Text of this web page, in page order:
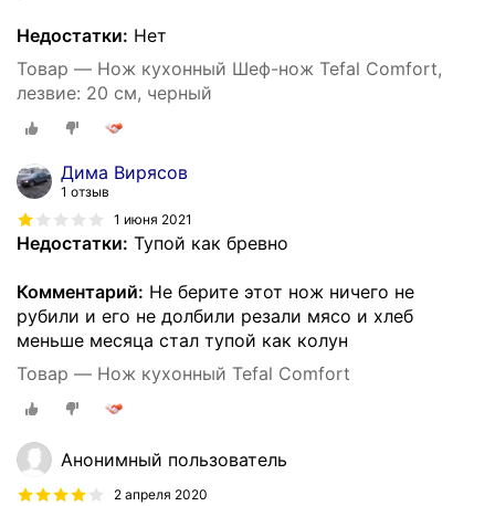
Недостатки: Нет
Товар — Нож кухонный Шеф-нож Tefal Comfort,
лезвие: 20 см, черный
Дима Вирясов
1 отзыв
1 июня 2021
Недостатки: Тупой как бревно
Комментарий: Не берите этот нож ничего не
рубили и его не долбили резали мясо и хлеб
меньше месяца стал тупой как колун
Товар — Нож кухонный Tefal Comfort
Анонимный пользователь
2 апреля 2020